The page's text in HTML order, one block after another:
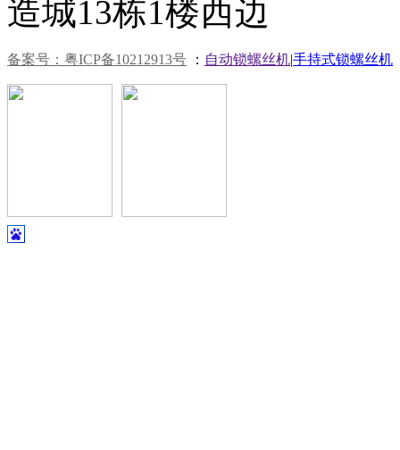
造城13栋1楼西边
备案号：粤ICP备10212913号 ： 自动锁螺丝机|手持式锁螺丝机